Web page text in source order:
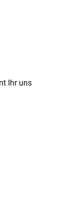
ist zurzeit nicht
Ihr uns